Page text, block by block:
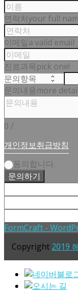
연락처your full
이메일a valid email
진료과목pick one!
문의내용more
0 /
개인정보취급방침
동의합니다.
문의하기
FormCraft -
Copyright 2019